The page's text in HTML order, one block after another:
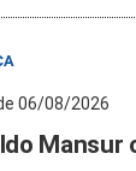
06/08/2026
Mansur